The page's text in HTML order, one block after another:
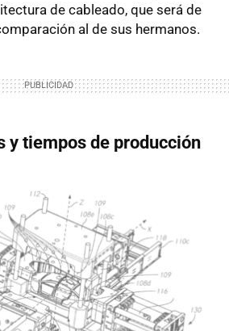
de cableado, que será de
al de sus hermanos.
y tiempos de producción